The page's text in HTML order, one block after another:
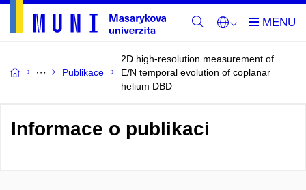
Publikace
2D high-resolution measurement of
E/N temporal evolution of coplanar
helium DBD
Informace o publikaci